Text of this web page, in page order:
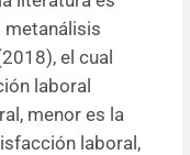
metanálisis
el cual
laboral
menor es la
laboral,